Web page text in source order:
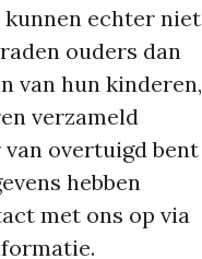
kunnen echter niet
ouders dan
van hun kinderen,
verzameld
overtuigd bent
hebben
met ons op via